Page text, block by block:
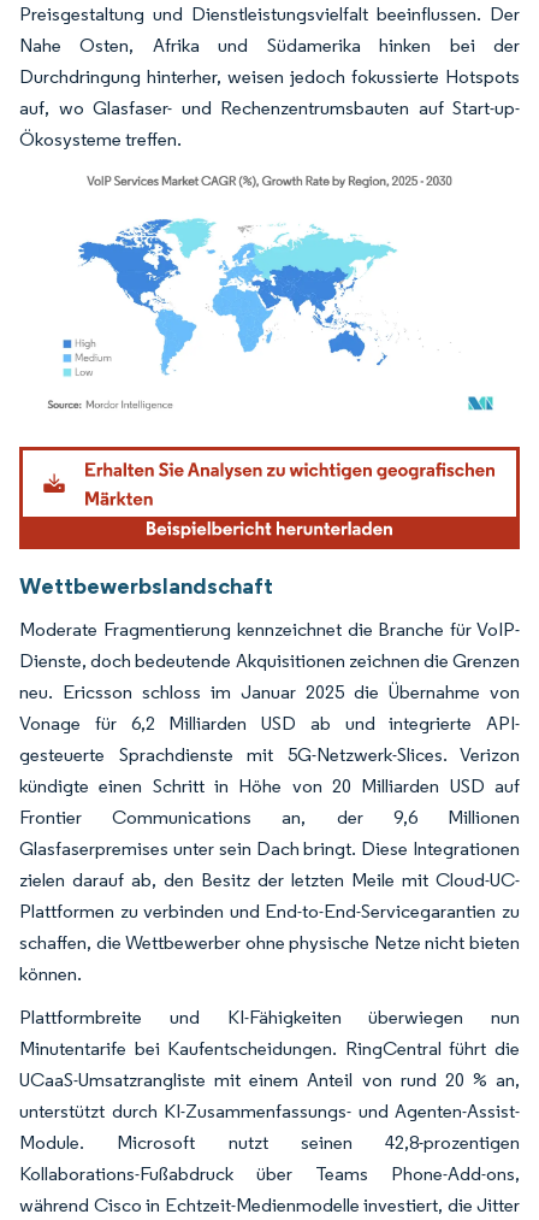
Preisgestaltung und Dienstleistungsvielfalt beeinflussen. Der
Nahe Osten, Afrika und Südamerika hinken bei der
Durchdringung hinterher, weisen jedoch fokussierte Hotspots
auf, wo Glasfaser- und Rechenzentrumsbauten auf Start-up-
Ökosysteme treffen.
Bild © Mordor Intelligence. Wiederverwendung erfordert Namensnennung gemäß
Wettbewerbslandschaft
Moderate Fragmentierung kennzeichnet die Branche für VoIP-
Dienste, doch bedeutende Akquisitionen zeichnen die Grenzen
neu. Ericsson schloss im Januar 2025 die Übernahme von
Vonage für 6,2 Milliarden USD ab und integrierte API-
gesteuerte Sprachdienste mit 5G-Netzwerk-Slices. Verizon
kündigte einen Schritt in Höhe von 20 Milliarden USD auf
Frontier Communications an, der 9,6 Millionen
Glasfaserpremises unter sein Dach bringt. Diese Integrationen
zielen darauf ab, den Besitz der letzten Meile mit Cloud-UC-
Plattformen zu verbinden und End-to-End-Servicegarantien zu
schaffen, die Wettbewerber ohne physische Netze nicht bieten
können.
Plattformbreite und KI-Fähigkeiten überwiegen nun
Minutentarife bei Kaufentscheidungen. RingCentral führt die
UCaaS-Umsatzrangliste mit einem Anteil von rund 20 % an,
unterstützt durch KI-Zusammenfassungs- und Agenten-Assist-
Module. Microsoft nutzt seinen 42,8-prozentigen
Kollaborations-Fußabdruck über Teams Phone-Add-ons,
während Cisco in Echtzeit-Medienmodelle investiert, die Jitter